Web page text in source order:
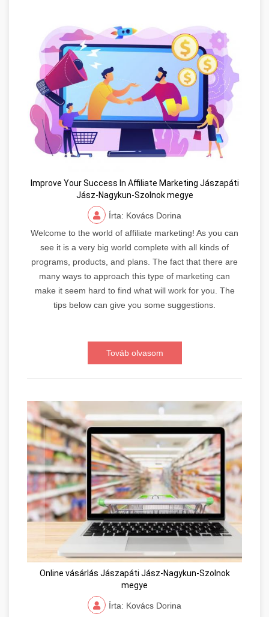
Improve Your Success In Affiliate Marketing Jászapáti
Jász-Nagykun-Szolnok megye
Írta: Kovács Dorina
Welcome to the world of affiliate marketing! As you can
see it is a very big world complete with all kinds of
programs, products, and plans. The fact that there are
many ways to approach this type of marketing can
make it seem hard to find what will work for you. The
tips below can give you some suggestions.
Továb olvasom
Online vásárlás Jászapáti Jász-Nagykun-Szolnok
megye
Írta: Kovács Dorina